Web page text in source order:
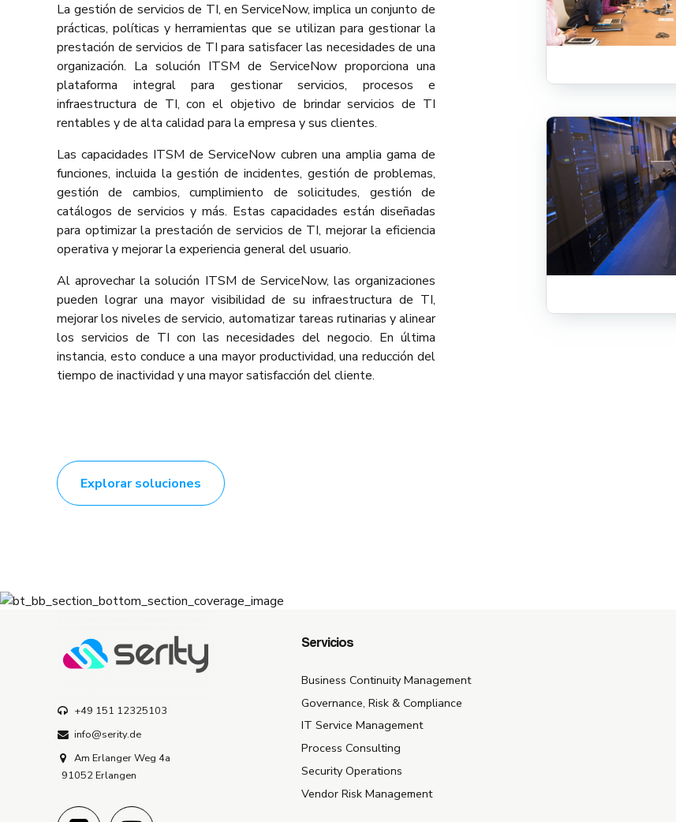
La gestión de servicios de TI, en ServiceNow, implica un conjunto de
prácticas, políticas y herramientas que se utilizan para gestionar la
prestación de servicios de TI para satisfacer las necesidades de una
organización. La solución ITSM de ServiceNow proporciona una
plataforma integral para gestionar servicios, procesos e
infraestructura de TI, con el objetivo de brindar servicios de TI
rentables y de alta calidad para la empresa y sus clientes.
Las capacidades ITSM de ServiceNow cubren una amplia gama de
funciones, incluida la gestión de incidentes, gestión de problemas,
gestión de cambios, cumplimiento de solicitudes, gestión de
catálogos de servicios y más. Estas capacidades están diseñadas
para optimizar la prestación de servicios de TI, mejorar la eficiencia
operativa y mejorar la experiencia general del usuario.
Al aprovechar la solución ITSM de ServiceNow, las organizaciones
pueden lograr una mayor visibilidad de su infraestructura de TI,
mejorar los niveles de servicio, automatizar tareas rutinarias y alinear
los servicios de TI con las necesidades del negocio. En última
instancia, esto conduce a una mayor productividad, una reducción del
tiempo de inactividad y una mayor satisfacción del cliente.
Explorar soluciones
+49 151 12325103
info@serity.de
Am Erlanger Weg 4a
91052 Erlangen
Servicios
Business Continuity Management
Governance, Risk & Compliance
IT Service Management
Process Consulting
Security Operations
Vendor Risk Management